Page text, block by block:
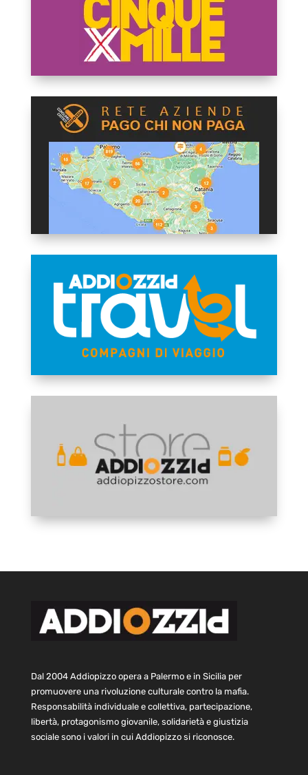
Dal 2004 Addiopizzo opera a Palermo e in Sicilia per
promuovere una rivoluzione culturale contro la mafia.
Responsabilità individuale e collettiva, partecipazione,
libertà, protagonismo giovanile, solidarietà e giustizia
sociale sono i valori in cui Addiopizzo si riconosce.